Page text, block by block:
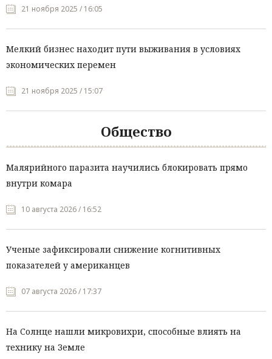
21 ноября 2025 / 16:05
Мелкий бизнес находит пути выживания в условиях
экономических перемен
21 ноября 2025 / 15:07
Общество
Малярийного паразита научились блокировать прямо
внутри комара
10 августа 2026 / 16:52
Ученые зафиксировали снижение когнитивных
показателей у американцев
07 августа 2026 / 17:37
На Солнце нашли микровихри, способные влиять на
технику на Земле